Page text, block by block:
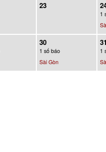
23
1
30
1 số báo
Sài Gòn
1